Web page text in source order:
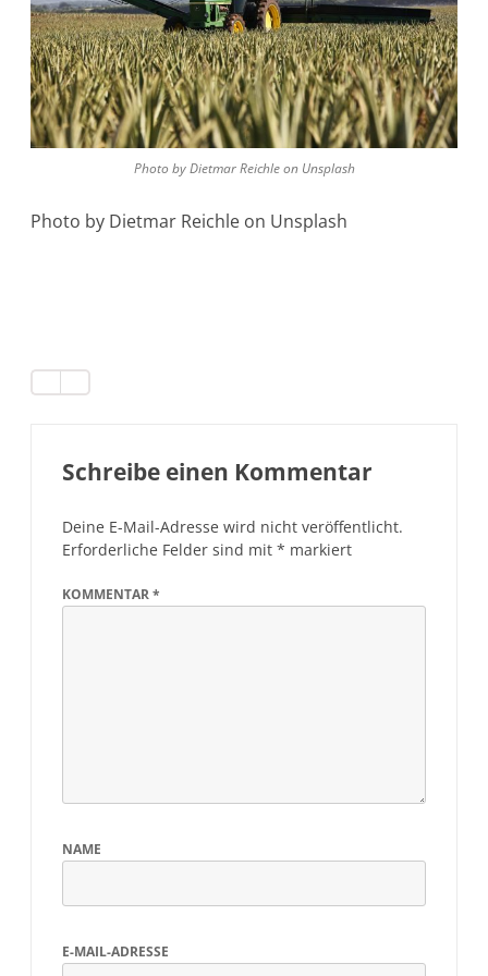
Photo by Dietmar Reichle on Unsplash
Photo by Dietmar Reichle on Unsplash
Schreibe einen Kommentar
Deine E-Mail-Adresse wird nicht veröffentlicht.
Erforderliche Felder sind mit * markiert
KOMMENTAR*
NAME
E-MAIL-ADRESSE